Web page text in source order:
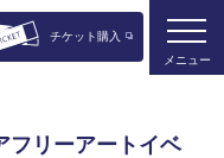
チケット購入
メニュー
フリーアートイベ